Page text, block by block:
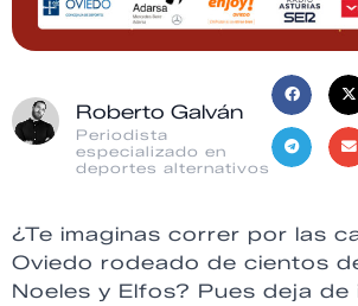
Roberto Galván
Periodista
especializado en
deportes alternativos
¿Te imaginas correr por las
Oviedo rodeado de cientos
Noeles y Elfos? Pues deja de